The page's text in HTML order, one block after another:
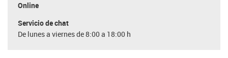
Online
Servicio de chat
De lunes a viernes de 8:00 a 18:00 h